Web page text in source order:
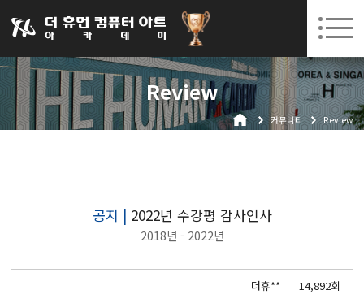
031-252-7277 수원캠퍼스 개강 08. 12.(수)
로그인 회원가입 고객센터
Review
커뮤니티 Review
공지 | 2022년 수강평 감사인사
2018년 - 2022년
더휴** 14,892회
아카데미소개
인사말
오시는길
생성형AI